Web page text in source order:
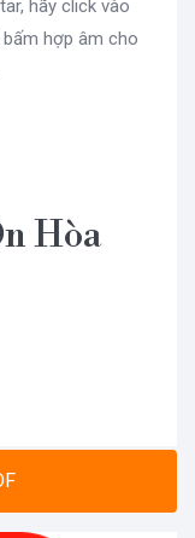
hãy click vào
hợp âm cho
Hòa